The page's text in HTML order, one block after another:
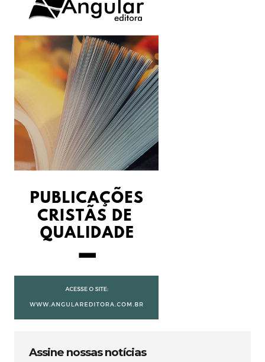
Assine nossas notícias